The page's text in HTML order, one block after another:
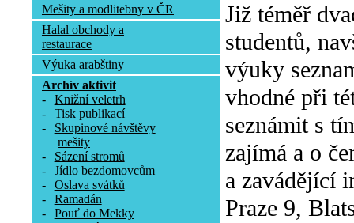
Mešity a modlitebny v ČR
Halal obchody a
restaurace
Výuka arabštiny
Archív aktivit
-
Knižní veletrh
-
Tisk publikací
-
Skupinové návštěvy
mešity
-
Sázení stromů
-
Jídlo bezdomovcům
-
Oslava svátků
-
Ramadán
-
Pouť do Mekky
Již téměř
studentů,
výuky
vhodné při
seznámit s
zajímá a o
a zavádějící
Praze 9,